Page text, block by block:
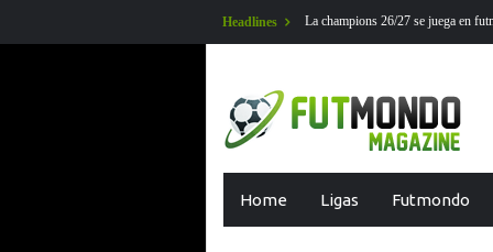
Headlines
La champions 26/27 se juega en futmondo
Home Ligas Futmondo